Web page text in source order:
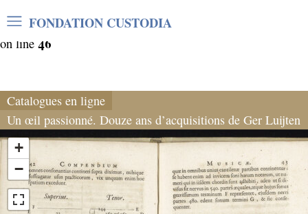
Warning: Undefined array key "var_mode" in
/home/clients/06cf3fb6db0bf3383064f508e4e3b220/
on line 46
FONDATION CUSTODIA
Catalogues en ligne
Un œil passionné. Douze ans d’acquisitions de Ger Luijten
+
−